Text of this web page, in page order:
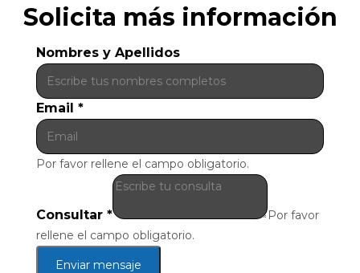
Solicita más información
Nombres y Apellidos
Email *
Por favor rellene el campo obligatorio.
Consultar *
Por favor
rellene el campo obligatorio.
Enviar mensaje